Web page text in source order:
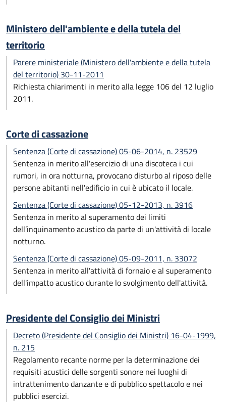
Ministero dell'ambiente e della tutela del
territorio
Parere ministeriale (Ministero dell'ambiente e della tutela
del territorio) 30-11-2011
Richiesta chiarimenti in merito alla legge 106 del 12 luglio
2011.
Corte di cassazione
Sentenza (Corte di cassazione) 05-06-2014, n. 23529
Sentenza in merito all'esercizio di una discoteca i cui
rumori, in ora notturna, provocano disturbo al riposo delle
persone abitanti nell'edificio in cui è ubicato il locale.
Sentenza (Corte di cassazione) 05-12-2013, n. 3916
Sentenza in merito al superamento dei limiti
dell’inquinamento acustico da parte di un'attività di locale
notturno.
Sentenza (Corte di cassazione) 05-09-2011, n. 33072
Sentenza in merito all'attività di fornaio e al superamento
dell'impatto acustico durante lo svolgimento dell'attività.
Presidente del Consiglio dei Ministri
Decreto (Presidente del Consiglio dei Ministri) 16-04-1999,
n. 215
Regolamento recante norme per la determinazione dei
requisiti acustici delle sorgenti sonore nei luoghi di
intrattenimento danzante e di pubblico spettacolo e nei
pubblici esercizi.